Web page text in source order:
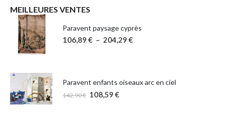
MEILLEURES VENTES
Paravent paysage cyprès
106,89 € – 204,29 €
Paravent enfants oiseaux arc en ciel
142,90€ 108,59 €